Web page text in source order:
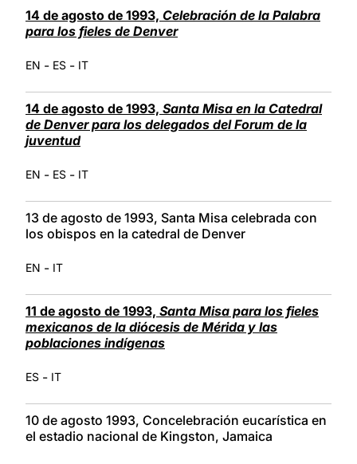
14 de agosto de 1993, Celebración de la Palabra
para los fieles de Denver
EN - ES - IT
14 de agosto de 1993, Santa Misa en la Catedral
de Denver para los delegados del Forum de la
juventud
EN - ES - IT
13 de agosto de 1993, Santa Misa celebrada con
los obispos en la catedral de Denver
EN - IT
11 de agosto de 1993, Santa Misa para los fieles
mexicanos de la diócesis de Mérida y las
poblaciones indígenas
ES - IT
10 de agosto 1993, Concelebración eucarística en
el estadio nacional de Kingston, Jamaica